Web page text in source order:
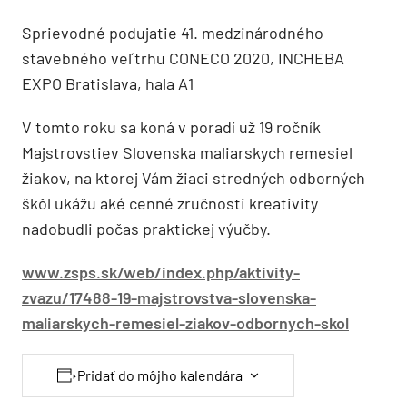
Sprievodné podujatie 41. medzinárodného
stavebného veľtrhu CONECO 2020, INCHEBA
EXPO Bratislava, hala A1
V tomto roku sa koná v poradí už 19 ročník
Majstrovstiev Slovenska maliarskych remesiel
žiakov, na ktorej Vám žiaci stredných odborných
škôl ukážu aké cenné zručnosti kreativity
nadobudli počas praktickej výučby.
www.zsps.sk/web/index.php/aktivity-
zvazu/17488-19-majstrovstva-slovenska-
maliarskych-remesiel-ziakov-odbornych-skol
Pridať do môjho kalendára